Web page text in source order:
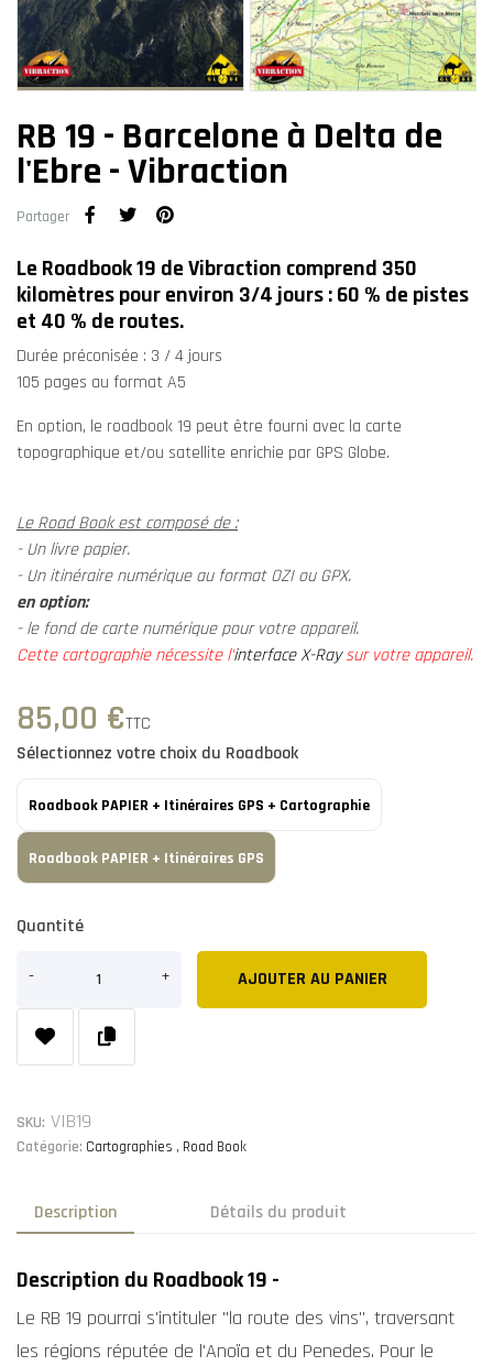
RB 19 - Barcelone à Delta de
l'Ebre - Vibraction
Partager
Le Roadbook 19 de Vibraction comprend 350
kilomètres pour environ 3/4 jours : 60 % de pistes
et 40 % de routes.
Durée préconisée : 3 / 4 jours
105 pages au format A5
En option, le roadbook 19 peut être fourni avec la carte
topographique et/ou satellite enrichie par GPS Globe.
Le Road Book est composé de :
- Un livre papier.
- Un itinéraire numérique au format OZI ou GPX.
en option:
- le fond de carte numérique pour votre appareil.
Cette cartographie nécessite l'interface X-Raysur votre appareil.
85,00 €TTC
Sélectionnez votre choix du Roadbook
Roadbook PAPIER + Itinéraires GPS + Cartographie
Roadbook PAPIER + Itinéraires GPS
Quantité
AJOUTER AU PANIER
SKU: VIB19
Catégorie: Cartographies Road Book
Description Détails du produit
Description du Roadbook 19 -
Le RB 19 pourrai s'intituler "la route des vins", traversant
les régions réputée de l'Anoïa et du Penedes. Pour le